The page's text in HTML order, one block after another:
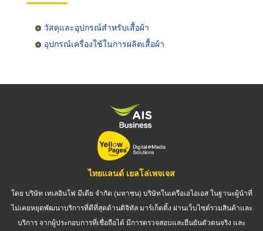
วัสดุและอุปกรณ์สำหรับเสื้อผ้า
อุปกรณ์เครื่องใช้ในการผลิตเสื้อผ้า
ไทยแลนด์ เยลโล่เพจเจส
โดย บริษัท เทเลอินโฟ มีเดีย จำกัด (มหาชน) บริษัทในเครือเอไอเอส ในฐานะผู้นำที่
ไม่เคยหยุดพัฒนาบริการที่ดีที่สุดด้านดิจิทัล มาร์เก็ตติ้ง ผ่านเว็บไซต์รวมสินค้าและ
บริการ จากผู้ประกอบการที่เชื่อถือได้ มีการตรวจสอบและยืนยันตัวตนจริง และ